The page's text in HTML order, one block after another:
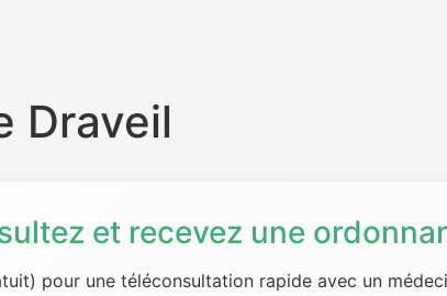
Draveil
et recevez une
pour une téléconsultation rapide avec un